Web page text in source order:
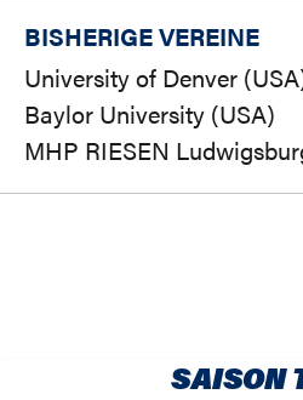
BISHERIGE VEREINE
University of Denver
Baylor University (USA)
MHP RIESEN
SAISON